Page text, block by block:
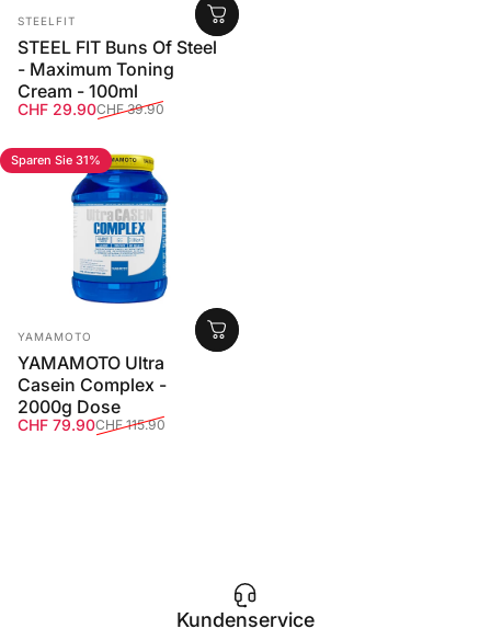
Anbieter:
STEELFIT
STEEL FIT Buns Of Steel
- Maximum Toning
Cream - 100ml
Verkaufspreis
CHF 29.90
Normaler Preis
CHF 39.90
Sparen Sie 31%
Anbieter:
YAMAMOTO
YAMAMOTO Ultra
Casein Complex -
2000g Dose
Verkaufspreis
CHF 79.90
Normaler Preis
CHF 115.90
Kundenservice